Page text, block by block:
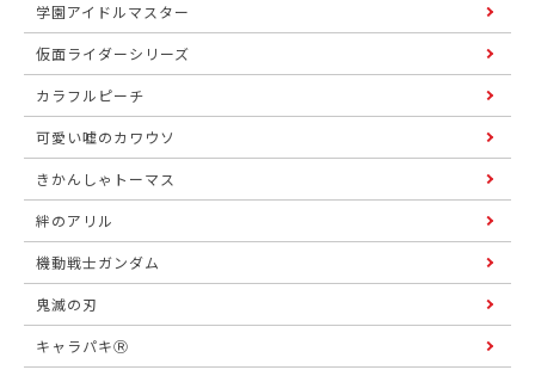
学園アイドルマスター
仮面ライダーシリーズ
カラフルピーチ
可愛い嘘のカワウソ
きかんしゃトーマス
絆のアリル
機動戦士ガンダム
鬼滅の刃
キャラパキⓇ